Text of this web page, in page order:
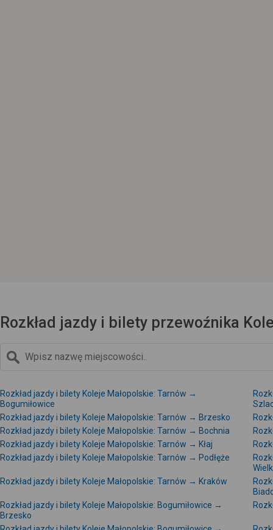
Rozkład jazdy i bilety przewoźnika
Rozkład jazdy i bilety Koleje Małopolskie: Tarnów →
Bogumiłowice
Rozkład jazdy i bilety Koleje Małopolskie: Tarnów → Brzesko
Rozkład jazdy i bilety Koleje Małopolskie: Tarnów → Bochnia
Rozkład jazdy i bilety Koleje Małopolskie: Tarnów → Kłaj
Rozkład jazdy i bilety Koleje Małopolskie: Tarnów → Podłęże
Rozkład jazdy i bilety Koleje Małopolskie: Tarnów → Kraków
Rozkład jazdy i bilety Koleje Małopolskie: Bogumiłowice →
Brzesko